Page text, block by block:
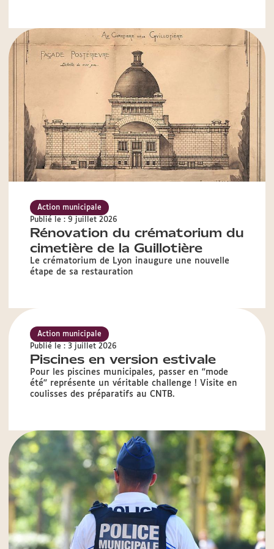
Action municipale
Publié le : 9 juillet 2026
Rénovation du crématorium du
cimetière de la Guillotière
Le crématorium de Lyon inaugure une nouvelle
étape de sa restauration
Action municipale
Publié le : 3 juillet 2026
Piscines en version estivale
Pour les piscines municipales, passer en "mode
été" représente un véritable challenge ! Visite en
coulisses des préparatifs au CNTB.